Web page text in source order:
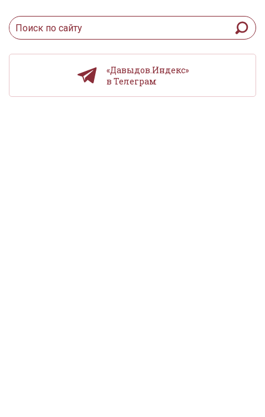
«Давыдов.Индекс»
в Телеграм